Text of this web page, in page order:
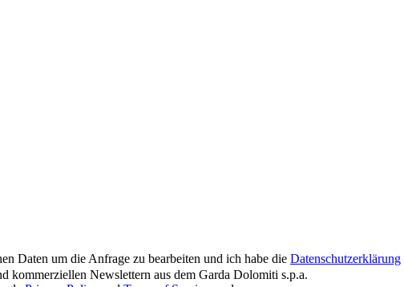
Daten um die Anfrage zu bearbeiten und ich habe die Datenschutzerklärung
kommerziellen Newslettern aus dem Garda Dolomiti s.p.a.